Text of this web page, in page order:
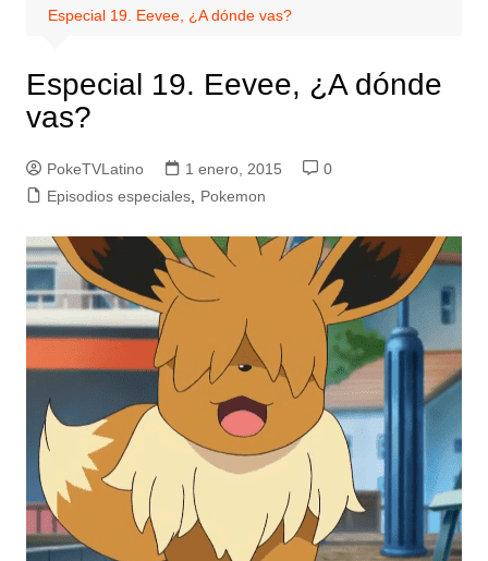
Especial 19. Eevee, ¿A dónde vas?
Especial 19. Eevee, ¿A dónde
vas?
PokeTVLatino 1 enero, 2015
0
Episodios especiales, Pokemon